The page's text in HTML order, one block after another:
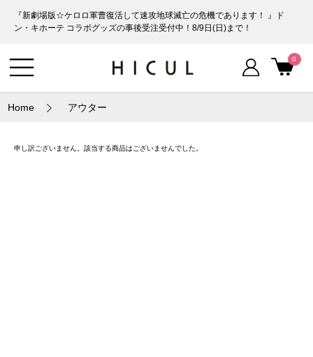
『新劇場版☆ケロロ軍曹復活して速攻地球滅亡の危機であります！ 』ド
ン・キホーテ コラボグッズの事後受注受付中！8/9日(日)まで！
0
Home アウター
申し訳ございません。該当する商品はございませんでした。